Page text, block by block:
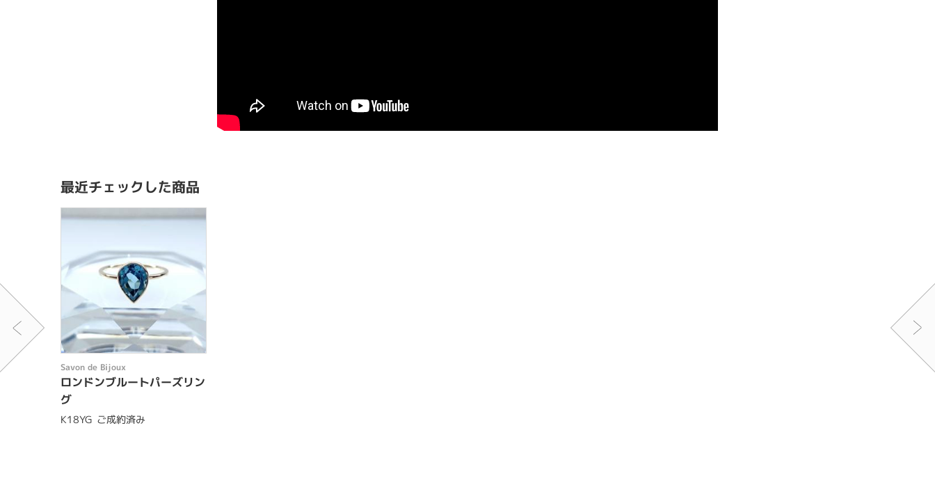
最近チェックした商品
Savon de Bijoux
ロンドンブルートパーズリン
グ
K18YG ご成約済み